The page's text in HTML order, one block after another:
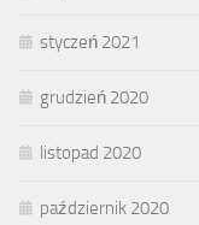
styczeń 2021
grudzień 2020
listopad 2020
październik 2020